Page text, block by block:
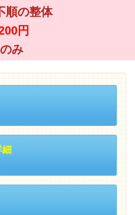
順の整体
円
み